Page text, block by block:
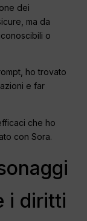
dei
ma da
o
ho trovato
e far
che ho
con Sora.
i diritti